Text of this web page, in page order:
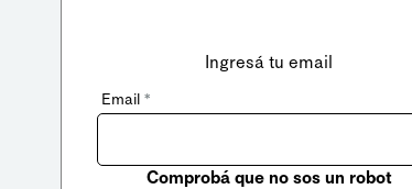
Ingresá tu email
Email *
Comprobá que no sos un robot